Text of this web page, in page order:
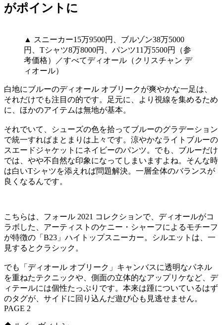
がポイントに
▲ スニーカー15万9500円、ブルゾン38万5000
円、Tシャツ8万8000円、パンツ11万5500円（参
考価格）／すべてディオール（クリスチャン デ
ィオール）
白地にブルーのディオール オブリークが爽やかな一足は、
それだけでも注目の的です。足元に、より視線を集めるため
に、ほかのアイテムは無地が基本。
それでいて、シューズの色を拾ってブルーのグラデーション
で統一すればまとまりは上々です。涼やかなライトブルーの
スエードジャケットにネイビーのパンツ。でも、ブルーだけ
では、やや不自然な印象になってしまいますよね。そんな時
は白いTシャツを添えれば問題解決。一層全体のバランスが
良くなるんです。
こちらは、フォール 2021 コレクションで、ディオールがコ
ラボした、アーティストのケニー・シャーフによるモチーフ
が特徴の「B23」ハイトップスニーカー。シルエットは、一
見するとクラシック。
でも「ディオール オブリーク」キャンバスに透明なパネル
を重ねたテクニックや、側面の立体的なアップリケなど、デ
ィテールには個性たっぷりです。本来は踵についているはず
のタグが、サイドに回り込んだ遊び心も見逃せません。
PAGE 2